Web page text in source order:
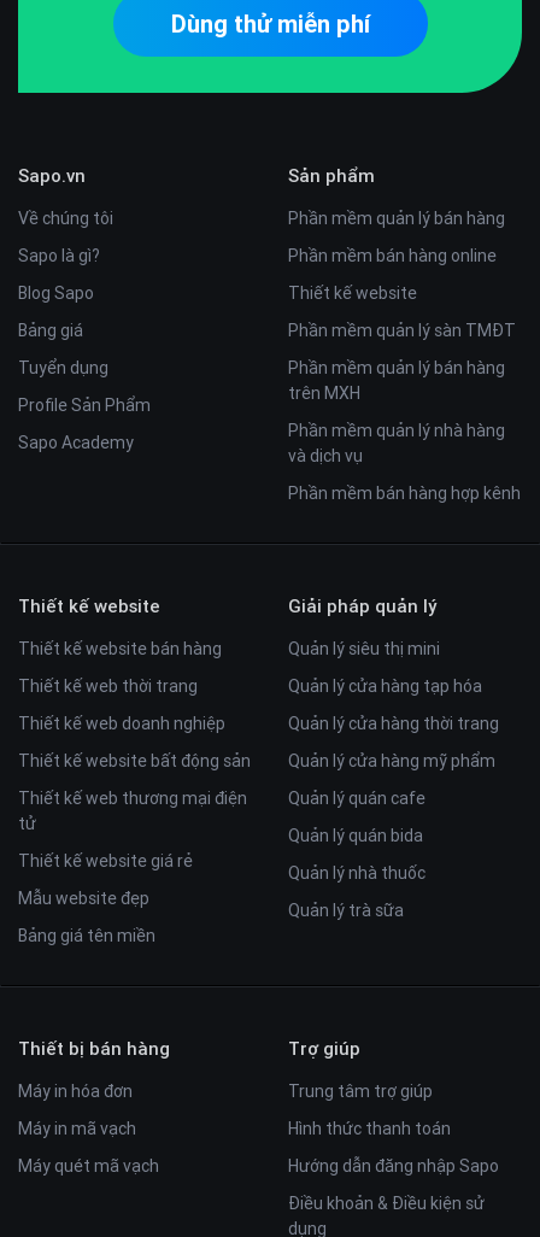
Dùng thử miễn phí
Sapo.vn
Về chúng tôi
Sapo là gì?
Blog Sapo
Bảng giá
Tuyển dụng
Profile Sản Phẩm
Sapo Academy
Sản phẩm
Phần mềm quản lý bán hàng
Phần mềm bán hàng online
Thiết kế website
Phần mềm quản lý sàn TMĐT
Phần mềm quản lý bán hàng
trên MXH
Phần mềm quản lý nhà hàng
và dịch vụ
Phần mềm bán hàng hợp kênh
Thiết kế website
Thiết kế website bán hàng
Thiết kế web thời trang
Thiết kế web doanh nghiệp
Thiết kế website bất động sản
Thiết kế web thương mại điện
tử
Thiết kế website giá rẻ
Mẫu website đẹp
Bảng giá tên miền
Giải pháp quản lý
Quản lý siêu thị mini
Quản lý cửa hàng tạp hóa
Quản lý cửa hàng thời trang
Quản lý cửa hàng mỹ phẩm
Quản lý quán cafe
Quản lý quán bida
Quản lý nhà thuốc
Quản lý trà sữa
Thiết bị bán hàng
Máy in hóa đơn
Máy in mã vạch
Máy quét mã vạch
Trợ giúp
Trung tâm trợ giúp
Hình thức thanh toán
Hướng dẫn đăng nhập Sapo
Điều khoản & Điều kiện sử
dụng